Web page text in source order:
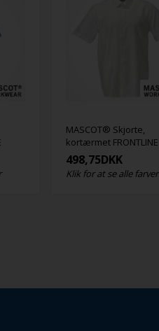
MASCOT® Skjorte,
kortærmet FRONTLINE
498,75DKK
Klik for at se alle farver